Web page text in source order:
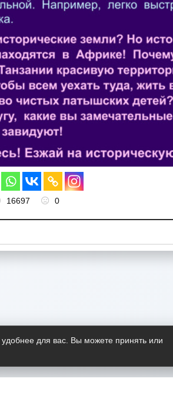
16697 0
для вас. Вы можете принять или